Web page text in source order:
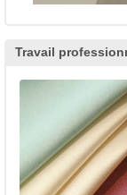
Travail